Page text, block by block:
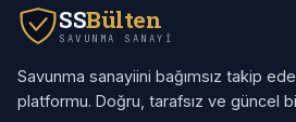
SSBülten
SAVUNMA SANAYI
Savunma sanayiini bağımsız takip
platformu. Doğru, tarafsız ve güncel